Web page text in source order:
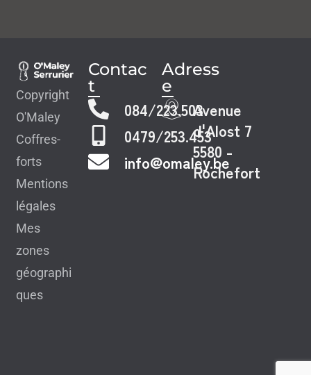
Copyright
O'Maley
Coffres-
forts
Mentions
légales
Mes
zones
géographi
ques
Contac
t
084/223.503
0479/253.453
info@omaley.be
Adress
e
Avenue
d'Alost 7
5580 -
Rochefort